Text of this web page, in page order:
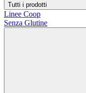
Tutti i prodotti
Linee Coop
Senza Glutine